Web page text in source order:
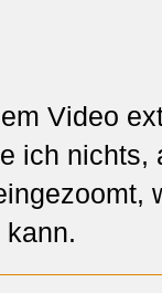
Video
ich